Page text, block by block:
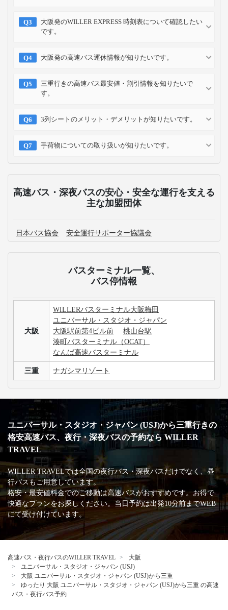
大阪発のWILLER EXPRESS 時刻表について確認したい
です。
大阪発の高速バス運休情報が知りたいです。
三重行きの高速バス最安値・割引情報を知りたいで
す。
3列シートのメリット・デメリットが知りたいです。
手荷物についての取り扱いが知りたいです。
高速バス・深夜バスの安心・安全な運行を支える
主な加盟団体
日本バス協会 安全運行サポーター協議会
バスターミナル一覧、
バス停情報
大阪
WILLERバスターミナル大阪梅田
ユニバーサル・スタジオ・ジャパン
大阪駅前第4ビル前
桃山台駅
湊町バスターミナル（OCAT）
なんば高速バスターミナル
三重 ナガシマリゾート
ユニバーサル・スタジオ・ジャパン (USJ)から三重行きの
格安高速バス、夜行・深夜バスの予約なら WILLER
TRAVEL
WILLER TRAVELでは全国の夜行バス・深夜バスだけでなく、昼
行バスもご用意しています。
格安・最安値料金でのご移動は高速バスがおすすめです。お得で
快適なプランをお探しください。当日予約は出発10分前までWEB
にて受け付けています。
高速バス・夜行バスのWILLER TRAVEL
大阪
ユニバーサル・スタジオ・ジャパン (USJ)
大阪 ユニバーサル・スタジオ・ジャパン (USJ)から三重
ゆったり 大阪 ユニバーサル・スタジオ・ジャパン (USJ)から三重 の高速
バス・夜行バス予約